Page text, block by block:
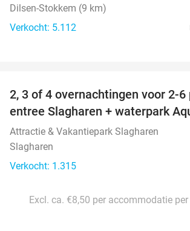
Dilsen-Stokkem (9 km)
Verkocht: 5.112
2, 3 of 4 overnachtingen voor 2-6
entree Slagharen + waterpark
Attractie & Vakantiepark Slagharen
Slagharen
Verkocht: 1.315
Excl. ca. €8,50 per accommodatie